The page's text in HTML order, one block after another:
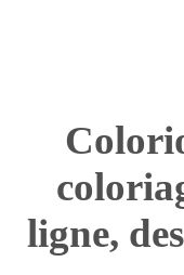
ligne,